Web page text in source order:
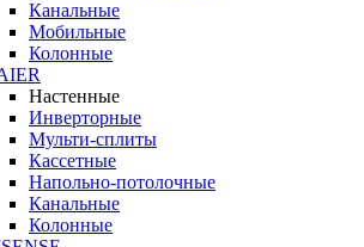
Канальные
Мобильные
Колонные
Настенные
Инверторные
Мульти-сплиты
Кассетные
Напольно-потолочные
Канальные
Колонные